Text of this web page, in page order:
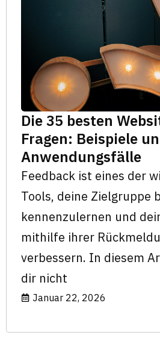
Die 35 besten
Fragen: Beispiele
Anwendungsfälle
Feedback ist eines der
Tools, deine Zielgruppe
kennenzulernen und
mithilfe ihrer
verbessern. In diesem
dir nicht
Januar 22, 2026